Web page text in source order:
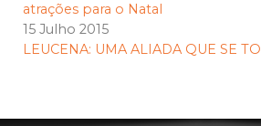
atrações para o Natal
15 Julho 2015
LEUCENA: UMA ALIADA QUE SE